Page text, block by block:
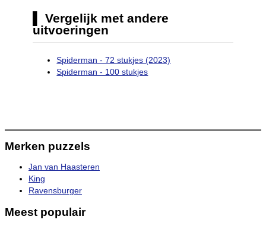
Vergelijk met andere
uitvoeringen
Spiderman - 72 stukjes (2023)
Spiderman - 100 stukjes
Merken puzzels
Jan van Haasteren
King
Ravensburger
Meest populair